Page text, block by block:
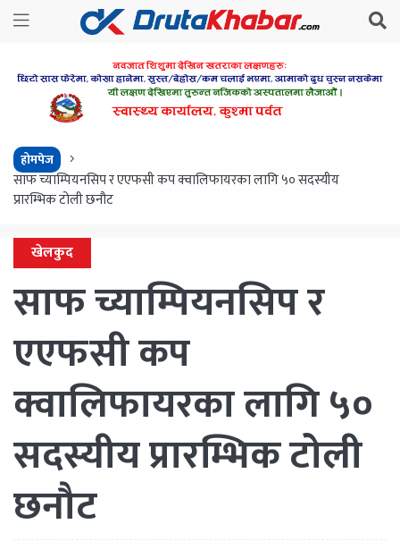
होमपेज
साफ च्याम्पियनसिप र एएफसी कप क्वालिफायरका लागि ५० सदस्यीय
प्रारम्भिक टोली छनौट
खेलकुद
साफ च्याम्पियनसिप र
एएफसी कप
क्वालिफायरका लागि ५०
सदस्यीय प्रारम्भिक टोली
छनौट